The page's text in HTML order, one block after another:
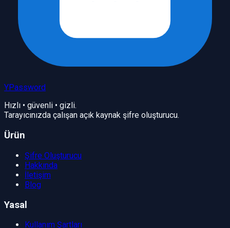
YPassword
Hızlı • güvenli • gizli.
Tarayıcınızda çalışan açık kaynak şifre oluşturucu.
Ürün
Şifre Oluşturucu
Hakkında
İletişim
Blog
Yasal
Kullanım Şartları